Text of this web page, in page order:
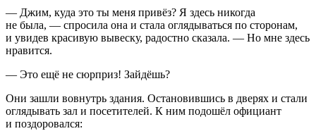
— Джим, куда это ты меня привёз? Я здесь никогда
не была, — спросила она и стала оглядываться по сторонам,
и увидев красивую вывеску, радостно сказала. — Но мне здесь
нравится.
— Это ещё не сюрприз! Зайдёшь?
Они зашли вовнутрь здания. Остановившись в дверях и стали
оглядывать зал и посетителей. К ним подошёл официант
и поздоровался: